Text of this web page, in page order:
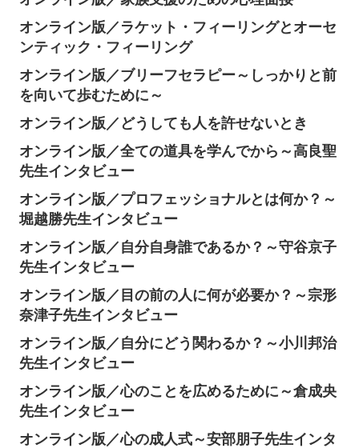
オンライン版／ラケット・フィーリングとオーセ
ンティック・フィーリング
オンライン版／ブリーフセラピー～しっかりと前
を向いて歩むために～
オンライン版／どうしても人を許せないとき
オンライン版／全ての道具を学んでから～高良聖
先生インタビュー
オンライン版／プロフェッショナルとは何か？～
堀越勝先生インタビュー
オンライン版／自分自身誰であるか？～守谷京子
先生インタビュー
オンライン版／目の前の人に何が必要か？～宗形
奈津子先生インタビュー
オンライン版／自分にどう関わるか？～小川邦治
先生インタビュー
オンライン版／心のことを広めるために～倉成央
先生インタビュー
オンライン版／心の成人式～安部朋子先生インタ